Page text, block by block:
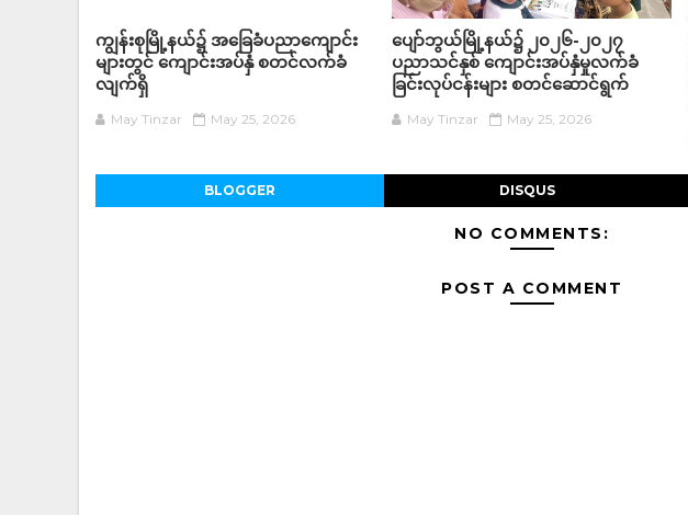
ကျွန်းစုမြို့နယ်၌ အခြေခံပညာကျောင်း
များတွင် ကျောင်းအပ်နှံ စတင်လက်ခံ
လျက်ရှိ
May Tinzar May 25, 2026
ပျော်ဘွယ်မြို့နယ်၌ ၂၀၂၆-၂၀၂၇
ပညာသင်နှစ် ကျောင်းအပ်နှံမှုလက်ခံ
ခြင်းလုပ်ငန်းများ စတင်ဆောင်ရွက်
May Tinzar May 25, 2026
BLOGGER DISQUS
NO COMMENTS:
POST A COMMENT